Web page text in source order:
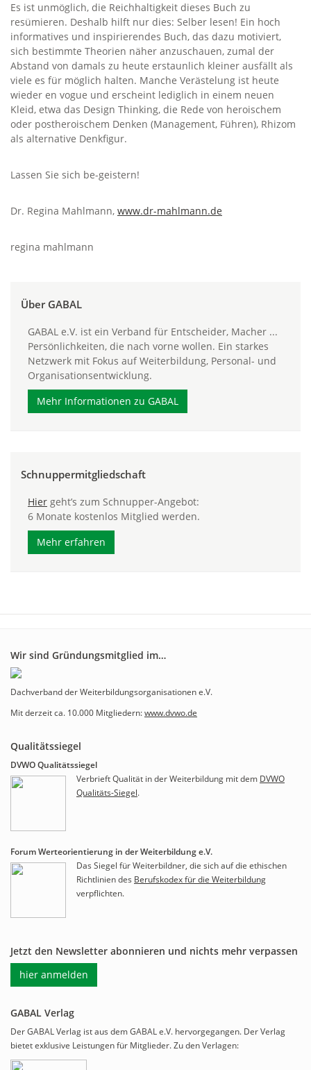
Es ist unmöglich, die Reichhaltigkeit dieses Buch zu
resümieren. Deshalb hilft nur dies: Selber lesen! Ein hoch
informatives und inspirierendes Buch, das dazu motiviert,
sich bestimmte Theorien näher anzuschauen, zumal der
Abstand von damals zu heute erstaunlich kleiner ausfällt als
viele es für möglich halten. Manche Verästelung ist heute
wieder en vogue und erscheint lediglich in einem neuen
Kleid, etwa das Design Thinking, die Rede von heroischem
oder postheroischem Denken (Management, Führen), Rhizom
als alternative Denkfigur.
Lassen Sie sich be-geistern!
Dr. Regina Mahlmann, www.dr-mahlmann.de
regina mahlmann
Über GABAL
GABAL e.V. ist ein Verband für Entscheider, Macher ...
Persönlichkeiten, die nach vorne wollen. Ein starkes
Netzwerk mit Fokus auf Weiterbildung, Personal- und
Organisationsentwicklung.
Mehr Informationen zu GABAL
Schnuppermitgliedschaft
Hier geht’s zum Schnupper-Angebot:
6 Monate kostenlos Mitglied werden.
Mehr erfahren
Wir sind Gründungsmitglied im…
Dachverband der Weiterbildungsorganisationen e.V.
Mit derzeit ca. 10.000 Mitgliedern:www.dvwo.de
Qualitätssiegel
DVWO Qualitätssiegel
Verbrieft Qualität in der Weiterbildung mit dem DVWO
Qualitäts-Siegel.
Forum Werteorientierung in der Weiterbildung e.V.
Das Siegel für Weiterbildner, die sich auf die ethischen
Richtlinien des Berufskodex für die Weiterbildung
verpflichten.
Jetzt den Newsletter abonnieren und nichts mehr verpassen
hier anmelden
GABAL Verlag
Der GABAL Verlag ist aus dem GABAL e.V. hervorgegangen. Der Verlag
bietet exklusive Leistungen für Mitglieder. Zu den Verlagen: